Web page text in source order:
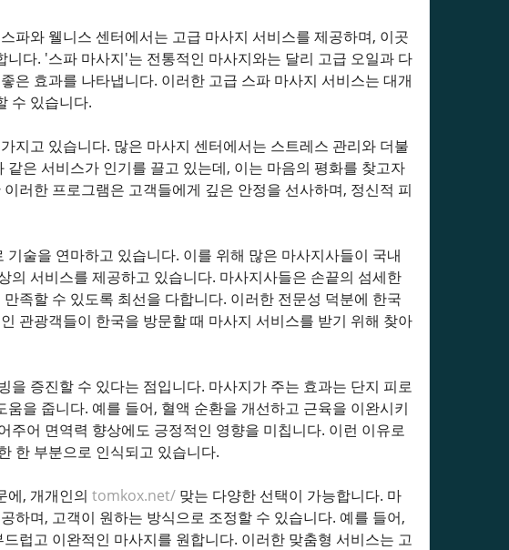
파와 웰니스 센터에서는 고급 마사지 서비스를 제공하며, 이곳
다. '스파 마사지'는 전통적인 마사지와는 달리 고급 오일과 다
은 효과를 나타냅니다. 이러한 고급 스파 마사지 서비스는 대개
수 있습니다.
지고 있습니다. 많은 마사지 센터에서는 스트레스 관리와 더불
은 서비스가 인기를 끌고 있는데, 이는 마음의 평화를 찾고자
러한 프로그램은 고객들에게 깊은 안정을 선사하며, 정신적 피
술을 연마하고 있습니다. 이를 위해 많은 마사지사들이 국내
서비스를 제공하고 있습니다. 마사지사들은 손끝의 섬세한
족할 수 있도록 최선을 다합니다. 이러한 전문성 덕분에 한국
관광객들이 한국을 방문할 때 마사지 서비스를 받기 위해 찾아
증진할 수 있다는 점입니다. 마사지가 주는 효과는 단지 피로
을 줍니다. 예를 들어, 혈액 순환을 개선하고 근육을 이완시키
어 면역력 향상에도 긍정적인 영향을 미칩니다. 이런 이유로
한 부분으로 인식되고 있습니다.
에, 개개인의 tomkox.net/맞는 다양한 선택이 가능합니다. 마
하며, 고객이 원하는 방식으로 조정할 수 있습니다. 예를 들어,
럽고 이완적인 마사지를 원합니다. 이러한 맞춤형 서비스는 고